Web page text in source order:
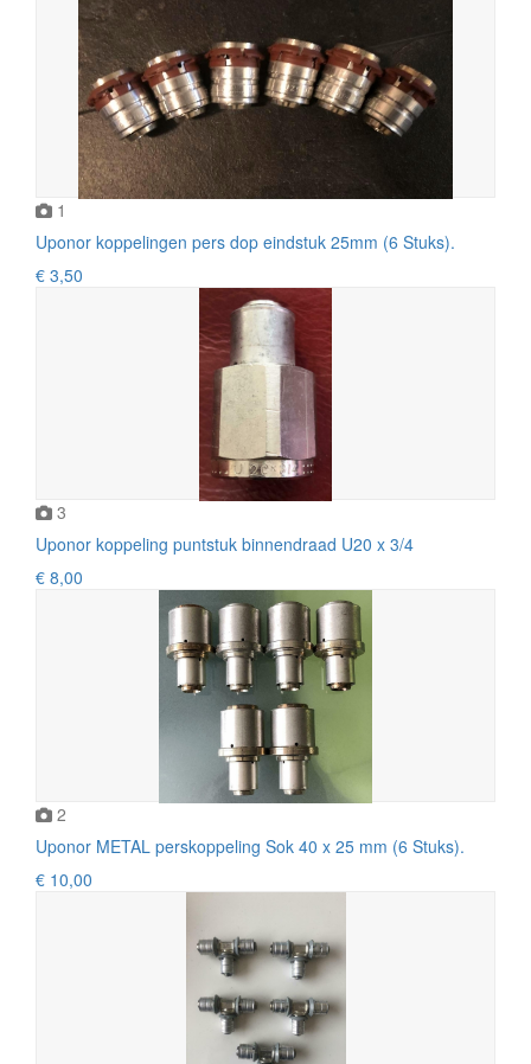
1
Uponor koppelingen pers dop eindstuk 25mm (6 Stuks).
€ 3,50
3
Uponor koppeling puntstuk binnendraad U20 x 3/4
€ 8,00
2
Uponor METAL perskoppeling Sok 40 x 25 mm (6 Stuks).
€ 10,00